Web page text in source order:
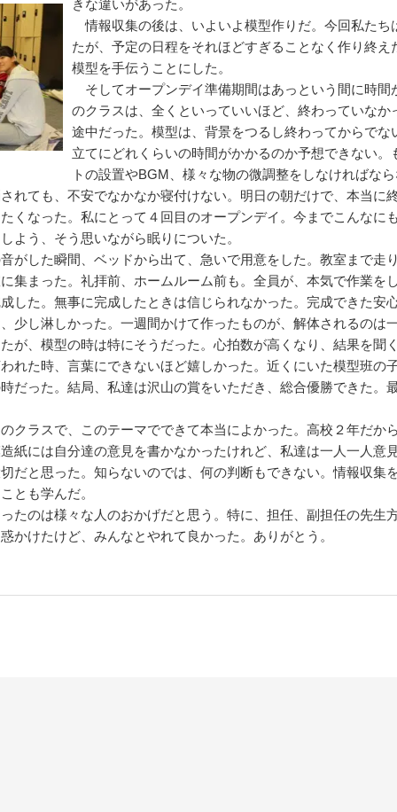
きな違いがあった。
情報収集の後は、いよいよ模型作りだ。今回私たち
たが、予定の日程をそれほどすぎることなく作り終
模型を手伝うことにした。
そしてオープンデイ準備期間はあっという間に時間
のクラスは、全くといっていいほど、終わっていなか
途中だった。模型は、背景をつるし終わってからで
立てにどれくらいの時間がかかるのか予想できない
トの設置やBGM、様々な物の微調整をしなければな
れても、不安でなかなか寝付けない。明日の朝だけで、本当に
くなった。私にとって４回目のオープンデイ。今までこんなに
よう、そう思いながら眠りについた。
がした瞬間、ベッドから出て、急いで用意をした。教室まで走
集まった。礼拝前、ホームルーム前も。全員が、本気で作業をし
した。無事に完成したときは信じられなかった。完成できた安
少し淋しかった。一週間かけて作ったものが、解体されるのは
が、模型の時は特にそうだった。心拍数が高くなり、結果を聞
れた時、言葉にできないほど嬉しかった。近くにいた模型班の
だった。結局、私達は沢山の賞をいただき、総合優勝できた。
クラスで、このテーマでできて本当によかった。高校２年だか
紙には自分達の意見を書かなかったけれど、私達は一人一人意
だと思った。知らないのでは、何の判断もできない。情報収集
とも学んだ。
たのは様々な人のおかげだと思う。特に、担任、副担任の先生
かけたけど、みんなとやれて良かった。ありがとう。